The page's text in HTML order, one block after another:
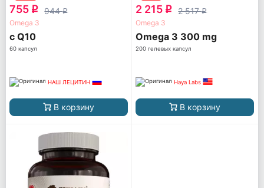
755 q 944q
Omega 3
с Q10
60 капсул
НАШ ЛЕЦИТИН
В корзину
2 215 q 2 517q
Omega 3
Omega 3 300 mg
200 гелевых капсул
Haya Labs
В корзину